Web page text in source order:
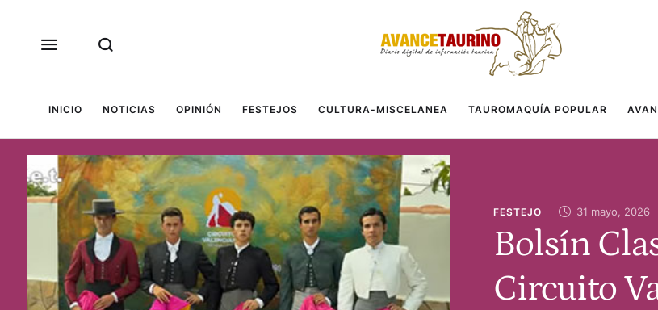
INICIO NOTICIAS OPINIÓN FESTEJOS CULTURA-MISCELANEA TAUROMAQUÍA POPULAR
FESTEJO 31 mayo, 2026
Bolsín
Circuito